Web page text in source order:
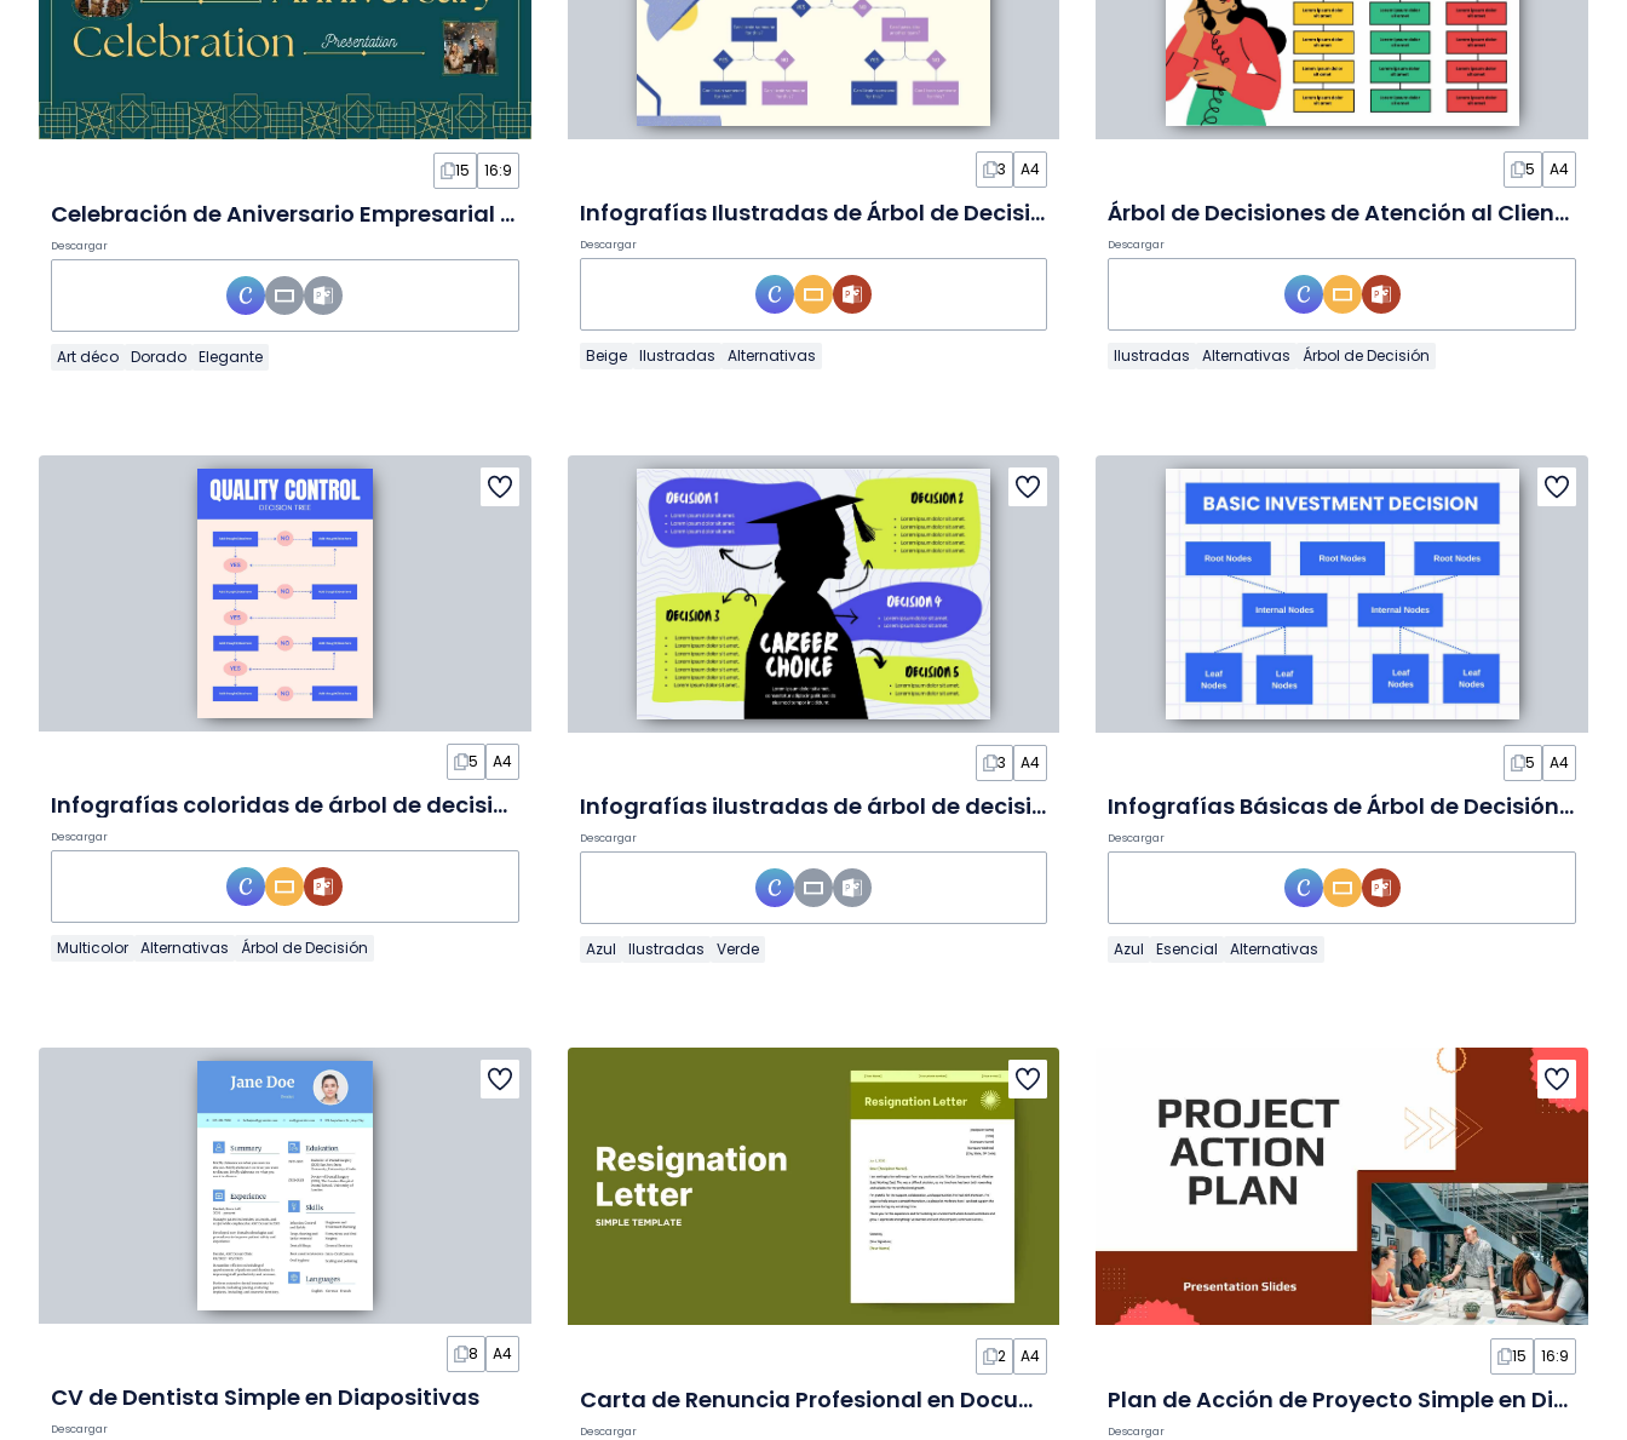
15 16:9
Celebración de Aniversario Empresarial Art Deco Verde en Diapositivas
Descargar
Art déco Dorado Elegante
3 A4
Infografías Ilustradas de Árbol de Decisiones Laborales en Diapositivas
Descargar
Beige Ilustradas Alternativas
5 A4
Árbol de Decisiones de Atención al Cliente Moderno en Diapositivas
Descargar
Ilustradas Alternativas Árbol de Decisión
5 A4
Infografías coloridas de árbol de decisiones de control de calidad en Diapositivas
Descargar
Multicolor Alternativas Árbol de Decisión
3 A4
Infografías ilustradas de árbol de decisión profesional en Diapositivas
Descargar
Azul Ilustradas Verde
5 A4
Infografías Básicas de Árbol de Decisión de Inversión en Diapositivas
Descargar
Azul Esencial Alternativas
8 A4
CV de Dentista Simple en Diapositivas
Descargar
2 A4
Carta de Renuncia Profesional en Documento
Descargar
15 16:9
Plan de Acción de Proyecto Simple en Diapositivas
Descargar